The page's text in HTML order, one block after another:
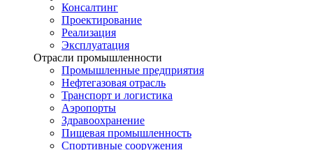
Консалтинг
Проектирование
Реализация
Эксплуатация
Отрасли промышленности
Промышленные предприятия
Нефтегазовая отрасль
Транспорт и логистика
Аэропорты
Здравоохранение
Пищевая промышленность
Спортивные сооружения